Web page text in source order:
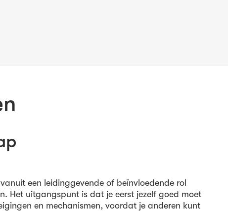
een leidinggevende of beïnvloedende rol
Het uitgangspunt is dat je eerst jezelf goed moet
en mechanismen, voordat je anderen kunt